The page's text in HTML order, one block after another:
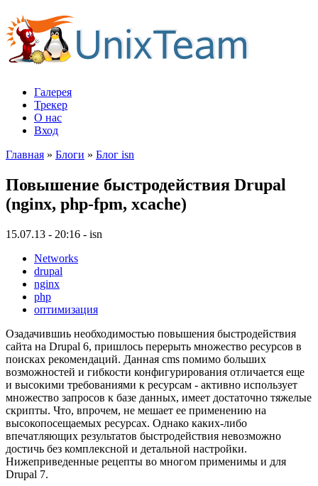
Галерея
Трекер
О нас
Вход
Главная » Блоги » Блог isn
Повышение быстродействия Drupal
(nginx, php-fpm, xcache)
15.07.13 - 20:16 - isn
Networks
drupal
nginx
php
оптимизация
Озадачившиь необходимостью повышения быстродействия
сайта на Drupal 6, пришлось перерыть множество ресурсов в
поисках рекомендаций. Данная cms помимо больших
возможностей и гибкости конфигурирования отличается еще
и высокими требованиями к ресурсам - активно использует
множество запросов к базе данных, имеет достаточно тяжелые
скрипты. Что, впрочем, не мешает ее применению на
высокопосещаемых ресурсах. Однако каких-либо
впечатляющих результатов быстродействия невозможно
достичь без комплексной и детальной настройки.
Нижеприведенные рецепты во многом применимы и для
Drupal 7.